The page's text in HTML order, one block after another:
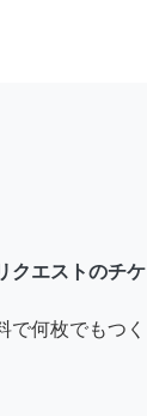
クエストのチ
で何枚でもつ